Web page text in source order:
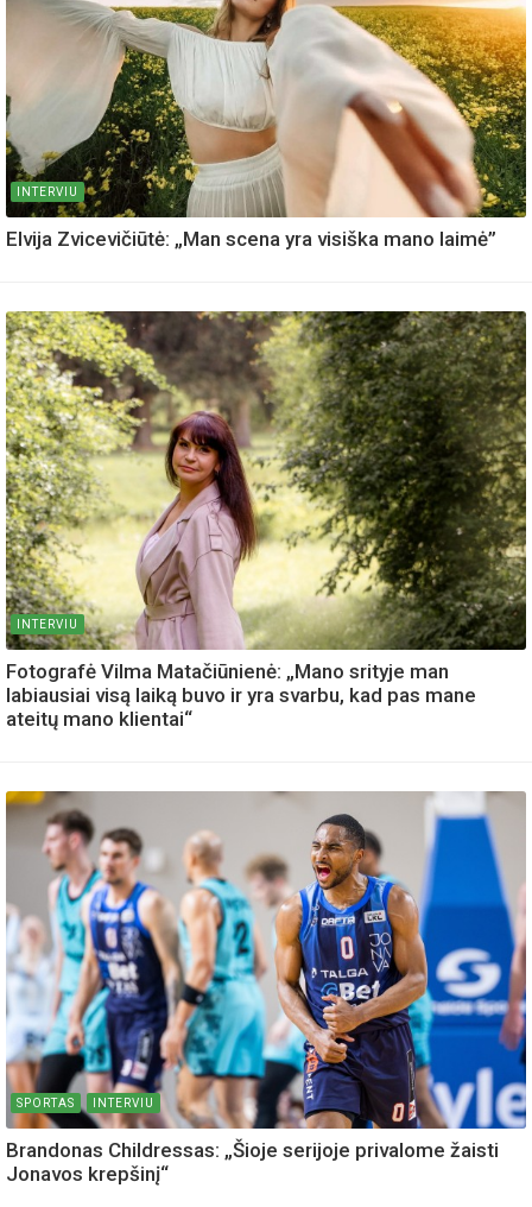
INTERVIU
Elvija Zvicevičiūtė: „Man scena yra visiška mano laimė”
INTERVIU
Fotografė Vilma Matačiūnienė: „Mano srityje man
labiausiai visą laiką buvo ir yra svarbu, kad pas mane
ateitų mano klientai“
SPORTAS INTERVIU
Brandonas Childressas: „Šioje serijoje privalome žaisti
Jonavos krepšinį“